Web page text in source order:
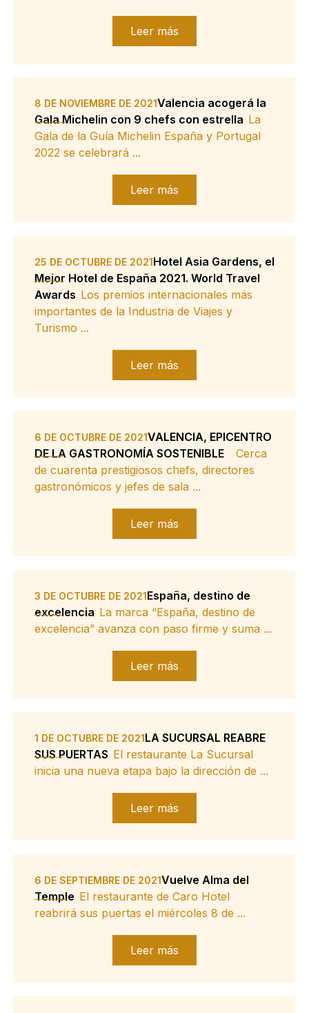
Leer más
8 DE NOVIEMBRE DE 2021Valencia acogerá la
Gala Michelin con 9 chefs con estrella La
Gala de la Guía Michelin España y Portugal
2022 se celebrará ...
Leer más
25 DE OCTUBRE DE 2021Hotel Asia Gardens, el
Mejor Hotel de España 2021. World Travel
Awards Los premios internacionales más
importantes de la Industria de Viajes y
Turismo ...
Leer más
6 DE OCTUBRE DE 2021VALENCIA, EPICENTRO
DE LA GASTRONOMÍA SOSTENIBLE
Cerca
de cuarenta prestigiosos chefs, directores
gastronómicos y jefes de sala ...
Leer más
3 DE OCTUBRE DE 2021España, destino de
excelencia La marca “España, destino de
excelencia” avanza con paso firme y suma ...
Leer más
1 DE OCTUBRE DE 2021LA SUCURSAL REABRE
SUS PUERTAS El restaurante La Sucursal
inicia una nueva etapa bajo la dirección de ...
Leer más
6 DE SEPTIEMBRE DE 2021Vuelve Alma del
Temple El restaurante de Caro Hotel
reabrirá sus puertas el miércoles 8 de ...
Leer más